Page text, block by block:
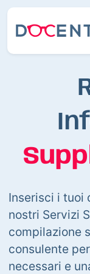
Inserisci i tuoi
nostri Servizi
compilazione
consulente
necessari e